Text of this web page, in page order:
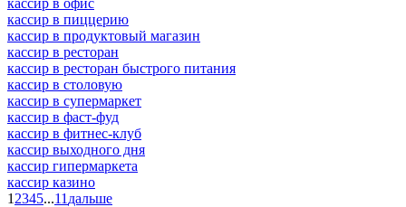
кассир в пиццерию
кассир в продуктовый магазин
кассир в ресторан
кассир в ресторан быстрого питания
кассир в столовую
кассир в супермаркет
кассир в фаст-фуд
кассир в фитнес-клуб
кассир выходного дня
кассир гипермаркета
кассир казино
1 2345...11 дальше